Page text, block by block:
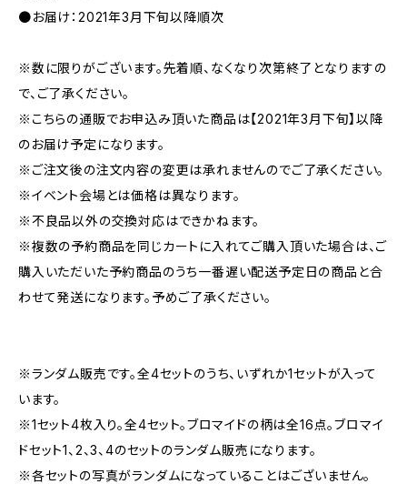
●お届け：2021年3月下旬以降順次
※数に限りがございます。先着順、なくなり次第終了となりますの
で、ご了承ください。
※こちらの通販でお申込み頂いた商品は【2021年3月下旬】以降
のお届け予定になります。
※ご注文後の注文内容の変更は承れませんのでご了承ください。
※イベント会場とは価格は異なります。
※不良品以外の交換対応はできかねます。
※複数の予約商品を同じカートに入れてご購入頂いた場合は、ご
購入いただいた予約商品のうち一番遅い配送予定日の商品と合
わせて発送になります。予めご了承ください。
※ランダム販売です。全4セットのうち、いずれか1セットが入って
います。
※1セット4枚入り。全4セット。ブロマイドの柄は全16点。ブロマイ
ドセット1、2、3、4のセットのランダム販売になります。
※各セットの写真がランダムになっていることはございません。